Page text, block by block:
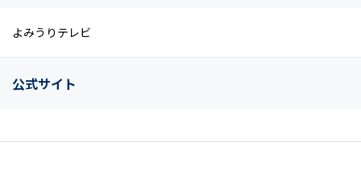
よみうりテレビ
公式サイト